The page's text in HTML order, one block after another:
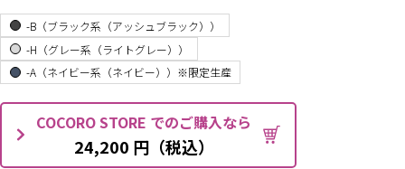
-B（ブラック系（アッシュブラック））
-H（グレー系（ライトグレー））
-A（ネイビー系（ネイビー））※限定生産
COCORO STORE でのご購入なら
24,200 円（税込）